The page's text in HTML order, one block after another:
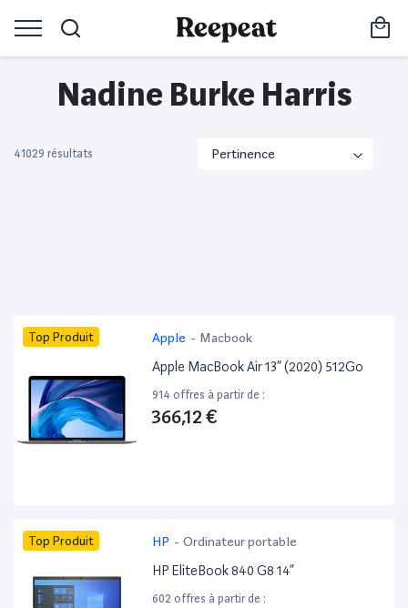
Nadine Burke Harris
41029 résultats
Top Produit Apple - Macbook
Apple MacBook Air 13” (2020) 512Go
914 offres à partir de :
366,12 €
Top Produit HP - Ordinateur portable
HP EliteBook 840 G8 14”
602 offres à partir de :